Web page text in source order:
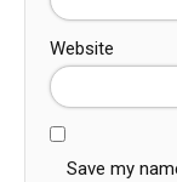
Website
Save my